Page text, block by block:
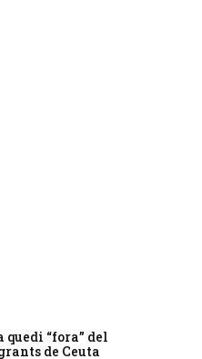
“fora” del
de Ceuta